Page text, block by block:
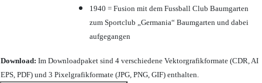
1940 = Fusion mit dem Fussball Club Baumgarten
zum Sportclub „Germania“ Baumgarten und dabei
aufgegangen
Download: Im Downloadpaket sind 4 verschiedene Vektorgrafikformate (CDR, AI
EPS, PDF) und 3 Pixelgrafikformate (JPG, PNG, GIF) enthalten.